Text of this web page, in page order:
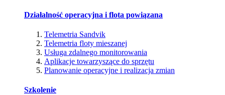
Działalność operacyjna i flota powiązana
Telemetria Sandvik
Telemetria floty mieszanej
Usługa zdalnego monitorowania
Aplikacje towarzyszące do sprzętu
Planowanie operacyjne i realizacja zmian
Szkolenie